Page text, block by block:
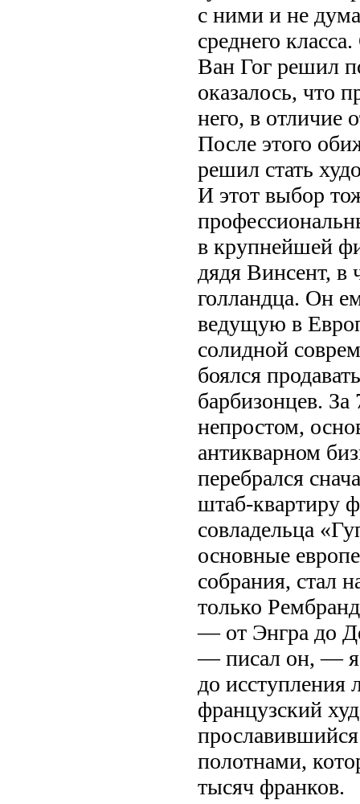
с ними и не
среднего
Ван Гог решил
оказалось, что
него, в отличие
После этого
решил стать
И этот выбор
в крупнейшей
дядя Винсент, в
голландца. Он
ведущую в
солидной
боялся
барбизонцев. За
непростом,
антикварном
перебрался
штаб-квартиру
совладельца
основные
собрания, стал
только
— от Энгра до
— писал он, — я
до
французский
полотнами,
тысяч франков.